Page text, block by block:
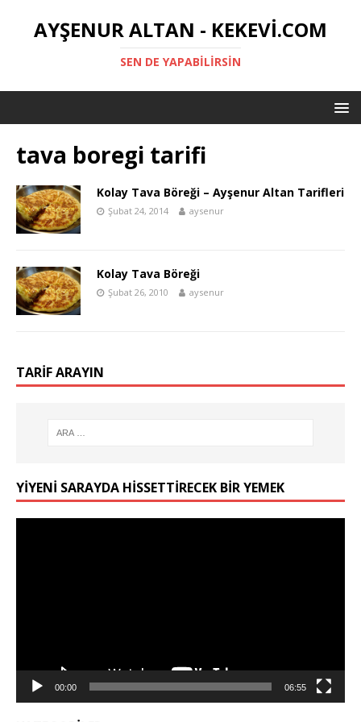
AYŞENUR ALTAN - KEKEVI.COM
SEN DE YAPABILIRSIN
tava boregi tarifi
Kolay Tava Böreği – Ayşenur Altan Tarifleri
Şubat 24, 2014 aysenur
Kolay Tava Böreği
Şubat 26, 2010 aysenur
TARIF ARAYIN
YIYENI SARAYDA HISSETTIRECEK BIR YEMEK
00:00 06:55